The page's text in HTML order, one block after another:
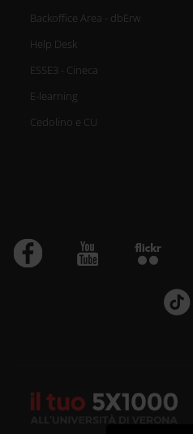
Backoffice Area - dbErw
Help Desk
ESSE3 - Cineca
E-learning
Cedolino e CU